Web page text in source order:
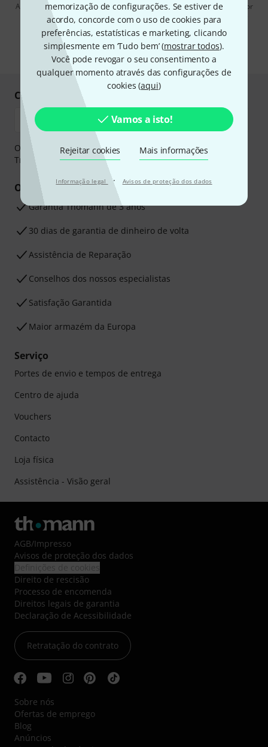
memorização de configurações. Se estiver de
acordo, concorde com o uso de cookies para
preferências, estatísticas e marketing, clicando
simplesmente em ‘Tudo bem’ (mostrar todos).
Você pode revogar o seu consentimento a
qualquer momento através das configurações de
cookies (aqui)
Vamos a isto!
Rejeitar cookies Mais informações
Informação legal · Avisos de proteção dos dados
Ao clicar em "Inscreva-se agora", concordo em receber publicidade por
e-mail. Posso cancelar a assinatura a qualquer momento. Você pode
encontrar mais informações sobre a newsletter na nossadiretriz de
proteção de dados.
Compre e pague em segurança
O pagamento pode ser feito de forma segura através de
Transferência bancária, PayPal ou Cartão de crédito.
Os seus benefícios
Garantia Thomann de 3 anos
30 dias de garantia de dinheiro de volta
Assistência de Reparação
Conselhos dos nossos especialistas
Satisfação Garantida
Maior armazém da Europa
Serviço
Portes de envio e tempos de entrega
Centro de ajuda
Vouchers
Contacto
Loja física
Assistência - Visão geral
AGB/Impresso
Avisos de proteção dos dados
Direito de rescisão
Processo de encomenda
Direitos legais de garantia
Declaração de Acessibilidade
Retratação do contrato
Sobre nós
Ofertas de emprego
Blog
Anúncios